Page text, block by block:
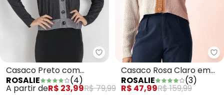
Rosalie - Casaco Preto com
Casaco Preto com
Botões
ROSALIE (4)
A partir deR$ 23,99R$ 79,99
Casaco Rosa Claro em
Tricô
ROSALIE (3)
R$ 47,99R$ 159,99